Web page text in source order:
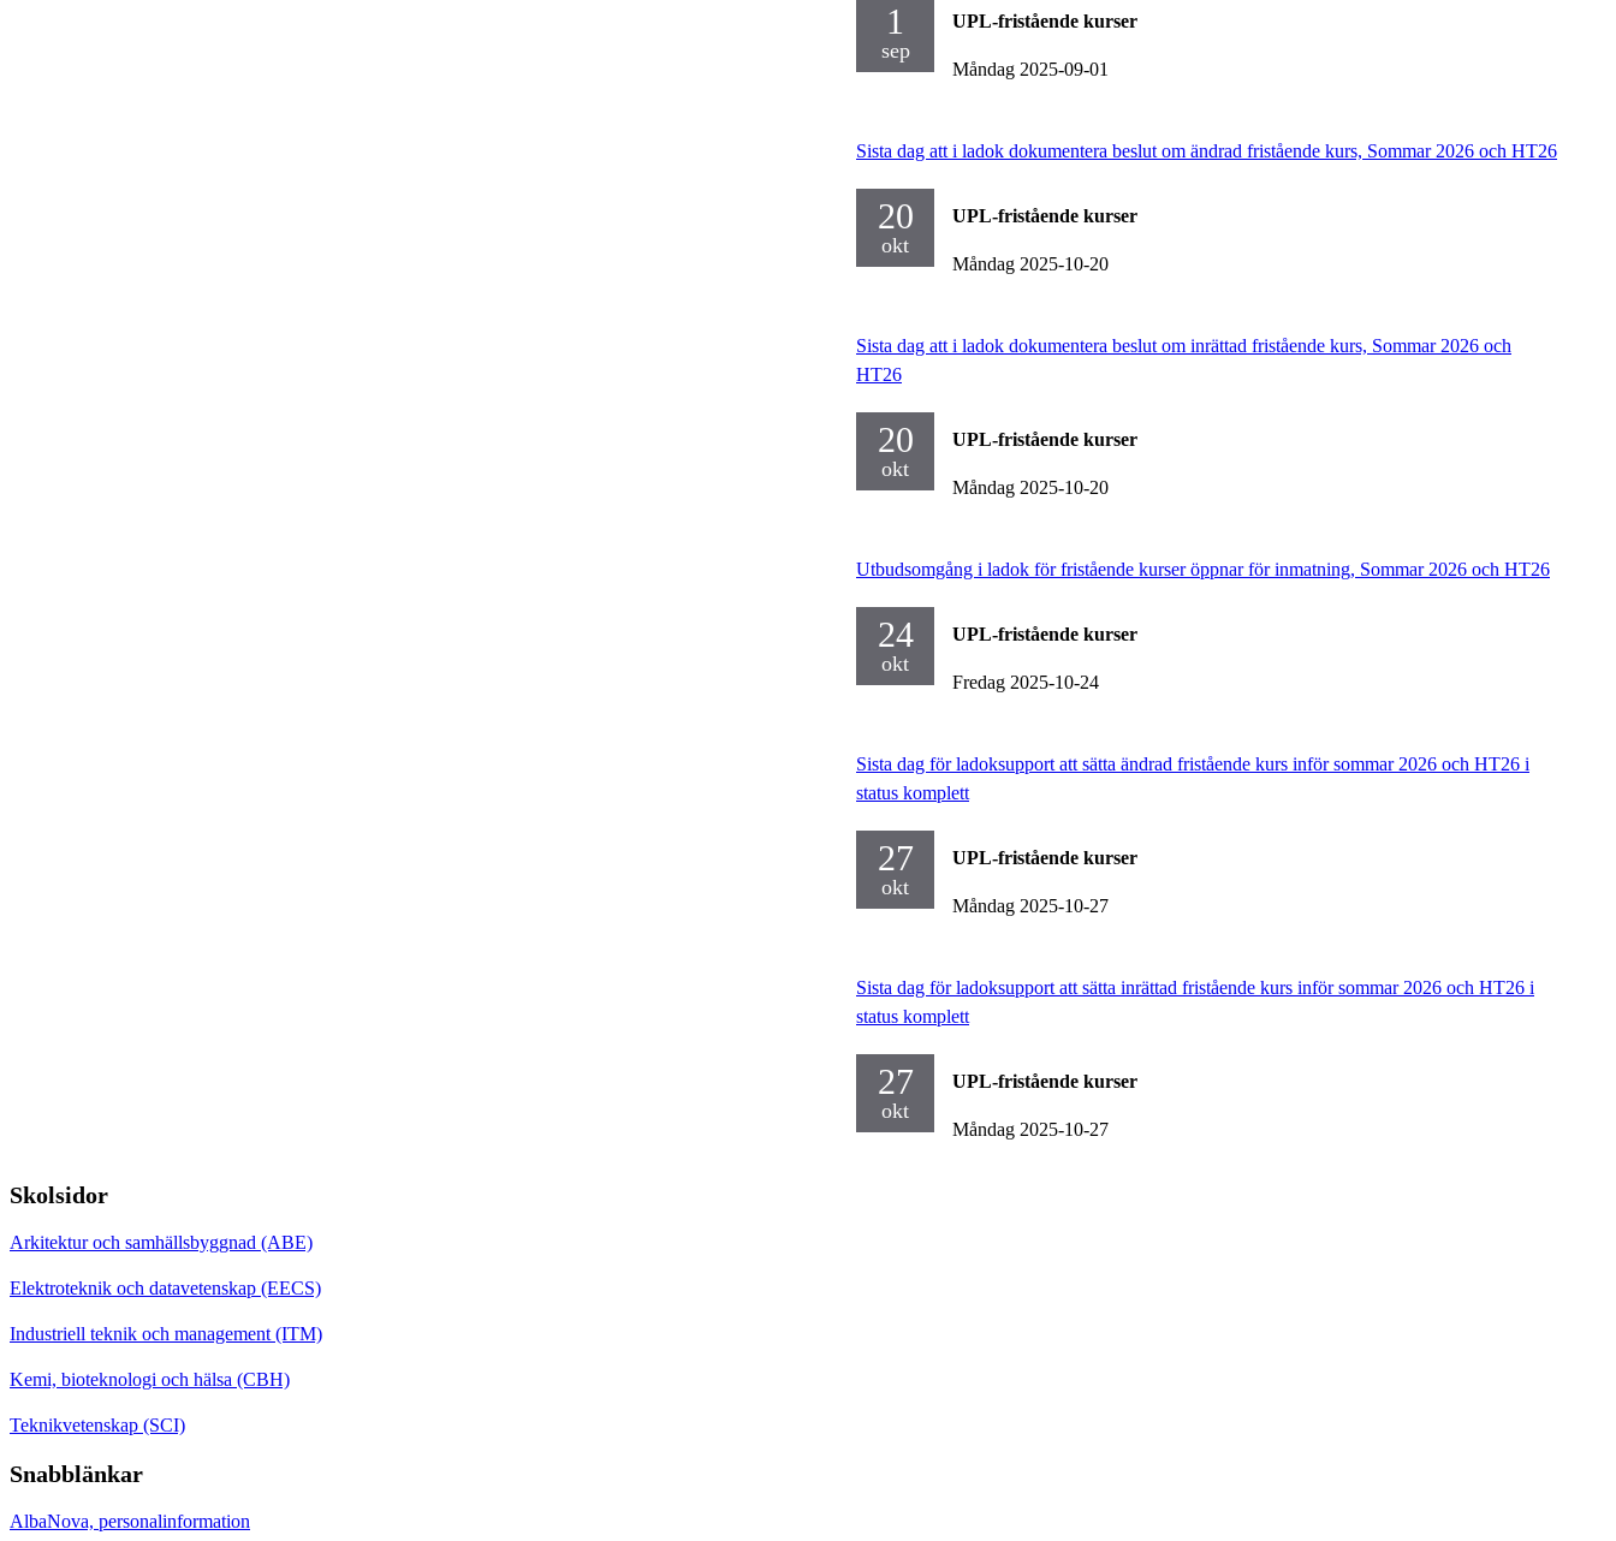
1
sep
UPL-fristående kurser
Måndag 2025-09-01
Sista dag att i ladok dokumentera beslut om ändrad fristående kurs, Sommar 2026 och HT26
20
okt
UPL-fristående kurser
Måndag 2025-10-20
Sista dag att i ladok dokumentera beslut om inrättad fristående kurs, Sommar 2026 och
HT26
20
okt
UPL-fristående kurser
Måndag 2025-10-20
Utbudsomgång i ladok för fristående kurser öppnar för inmatning, Sommar 2026 och HT26
24
okt
UPL-fristående kurser
Fredag 2025-10-24
Sista dag för ladoksupport att sätta ändrad fristående kurs inför sommar 2026 och HT26 i
status komplett
27
okt
UPL-fristående kurser
Måndag 2025-10-27
Sista dag för ladoksupport att sätta inrättad fristående kurs inför sommar 2026 och HT26 i
status komplett
27
okt
UPL-fristående kurser
Måndag 2025-10-27
Skolsidor
Arkitektur och samhällsbyggnad (ABE)
Elektroteknik och datavetenskap (EECS)
Industriell teknik och management (ITM)
Kemi, bioteknologi och hälsa (CBH)
Teknikvetenskap (SCI)
Snabblänkar
AlbaNova, personalinformation